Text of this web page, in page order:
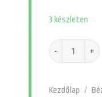
3 készleten
Női shopper
Kezdőlap /